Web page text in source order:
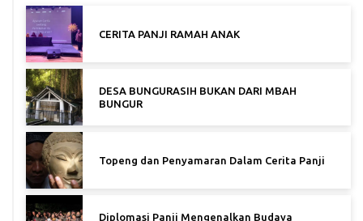
CERITA PANJI RAMAH ANAK
DESA BUNGURASIH BUKAN DARI MBAH
BUNGUR
Topeng dan Penyamaran Dalam Cerita Panji
Diplomasi Panji Mengenalkan Budaya